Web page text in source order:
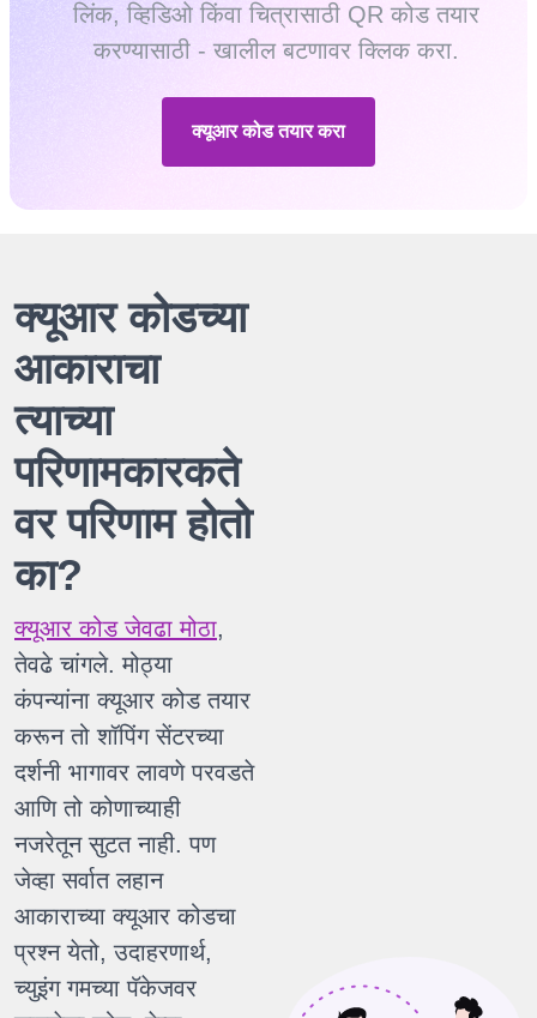
लिंक, व्हिडिओ किंवा चित्रासाठी QR कोड तयार
करण्यासाठी - खालील बटणावर क्लिक करा.
क्यूआर कोड तयार करा
क्यूआर कोडच्या
आकाराचा
त्याच्या
परिणामकारकते
वर परिणाम होतो
का?
क्यूआर कोड जेवढा मोठा,
तेवढे चांगले. मोठ्या
कंपन्यांना क्यूआर कोड तयार
करून तो शॉपिंग सेंटरच्या
दर्शनी भागावर लावणे परवडते
आणि तो कोणाच्याही
नजरेतून सुटत नाही. पण
जेव्हा सर्वात लहान
आकाराच्या क्यूआर कोडचा
प्रश्न येतो, उदाहरणार्थ,
च्युइंग गमच्या पॅकेजवर